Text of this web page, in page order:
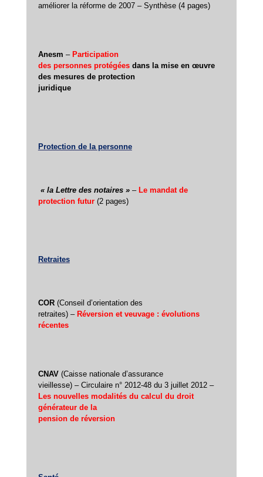
améliorer la réforme de 2007 – Synthèse (4 pages)
Anesm – Participation
des personnes protégéesdans la mise en œuvre
des mesures de protection
juridique
Protection de la personne
« la Lettre des notaires »– Le mandat de
protection futur(2 pages)
Retraites
COR(Conseil d’orientation des
retraites) – Réversion et veuvage : évolutions
récentes
CNAV(Caisse nationale d’assurance
vieillesse) – Circulaire n° 2012-48 du 3 juillet 2012 –
Les nouvelles modalités du calcul du droit
générateur de la
pension de réversion